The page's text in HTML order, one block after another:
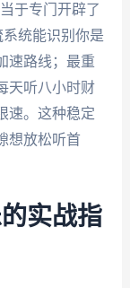
于专门开辟了
统能识别你是
速路线；最重
天听八小时财
速。这种稳定
想放松听首
实战指